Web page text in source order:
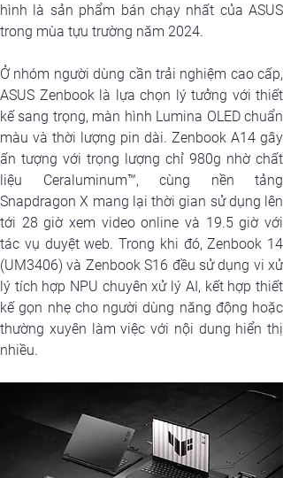
hình là sản phẩm bán chạy nhất của ASUS
trong mùa tựu trường năm 2024.
Ở nhóm người dùng cần trải nghiệm cao cấp,
ASUS Zenbook là lựa chọn lý tưởng với thiết
kế sang trọng, màn hình Lumina OLED chuẩn
màu và thời lượng pin dài. Zenbook A14 gây
ấn tượng với trọng lượng chỉ 980g nhờ chất
liệu Ceraluminum™, cùng nền tảng
Snapdragon X mang lại thời gian sử dụng lên
tới 28 giờ xem video online và 19.5 giờ với
tác vụ duyệt web. Trong khi đó, Zenbook 14
(UM3406) và Zenbook S16 đều sử dụng vi xử
lý tích hợp NPU chuyên xử lý AI, kết hợp thiết
kế gọn nhẹ cho người dùng năng động hoặc
thường xuyên làm việc với nội dung hiển thị
nhiều.